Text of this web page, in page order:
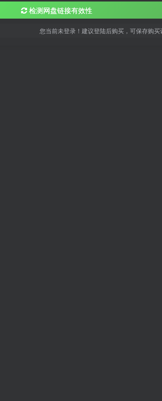
检测网盘链接有效性
您当前未登录！建议登陆后购买，可保存购买